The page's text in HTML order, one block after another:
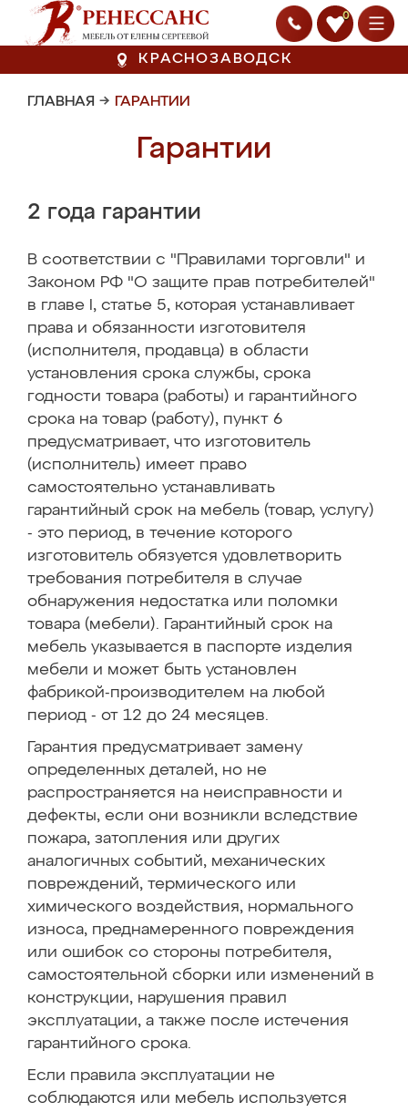
0
КРАСНОЗАВОДСК
ГЛАВНАЯ → ГАРАНТИИ
Гарантии
2 года гарантии
В соответствии с "Правилами торговли" и
Законом РФ "О защите прав потребителей"
в главе I, статье 5, которая устанавливает
права и обязанности изготовителя
(исполнителя, продавца) в области
установления срока службы, срока
годности товара (работы) и гарантийного
срока на товар (работу), пункт 6
предусматривает, что изготовитель
(исполнитель) имеет право
самостоятельно устанавливать
гарантийный срок на мебель (товар, услугу)
- это период, в течение которого
изготовитель обязуется удовлетворить
требования потребителя в случае
обнаружения недостатка или поломки
товара (мебели). Гарантийный срок на
мебель указывается в паспорте изделия
мебели и может быть установлен
фабрикой-производителем на любой
период - от 12 до 24 месяцев.
Гарантия предусматривает замену
определенных деталей, но не
распространяется на неисправности и
дефекты, если они возникли вследствие
пожара, затопления или других
аналогичных событий, механических
повреждений, термического или
химического воздействия, нормального
износа, преднамеренного повреждения
или ошибок со стороны потребителя,
самостоятельной сборки или изменений в
конструкции, нарушения правил
эксплуатации, а также после истечения
гарантийного срока.
Если правила эксплуатации не
соблюдаются или мебель используется